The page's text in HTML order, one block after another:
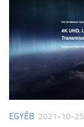
EGYÉB 2021-10-25